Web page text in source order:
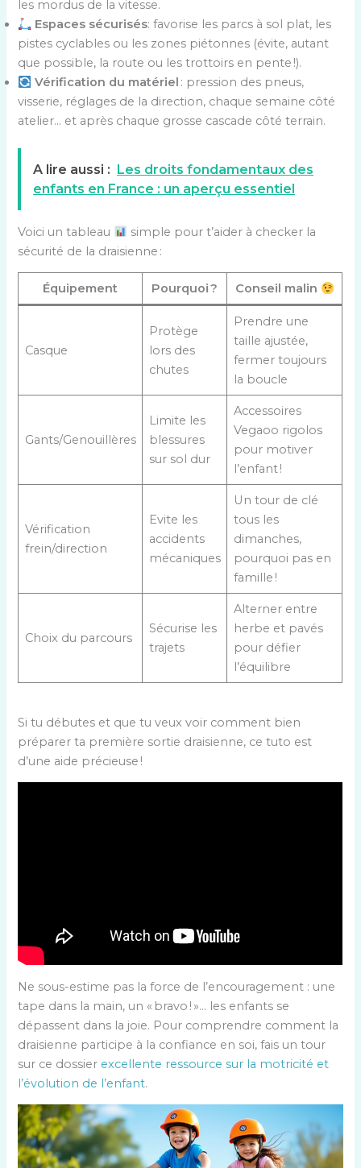
les mordus de la vitesse.
Espaces sécurisés: favorise les parcs à sol plat, les
pistes cyclables ou les zones piétonnes (évite, autant
que possible, la route ou les trottoirs en pente !).
Vérification du matériel : pression des pneus,
visserie, réglages de la direction, chaque semaine côté
atelier… et après chaque grosse cascade côté terrain.
A lire aussi : Les droits fondamentaux des
enfants en France : un aperçu essentiel
Voici un tableau
simple pour t’aider à checker la
sécurité de la draisienne :
Équipement Pourquoi ? Conseil malin
Casque
Protège
lors des
chutes
Prendre une
taille ajustée,
fermer toujours
la boucle
Gants/Genouillères
Limite les
blessures
sur sol dur
Accessoires
Vegaoo rigolos
pour motiver
l’enfant !
Vérification
frein/direction
Evite les
accidents
mécaniques
Un tour de clé
tous les
dimanches,
pourquoi pas en
famille !
Choix du parcours
Sécurise les
trajets
Alterner entre
herbe et pavés
pour défier
l’équilibre
Si tu débutes et que tu veux voir comment bien
préparer ta première sortie draisienne, ce tuto est
d’une aide précieuse !
Ne sous-estime pas la force de l’encouragement : une
tape dans la main, un « bravo ! »… les enfants se
dépassent dans la joie. Pour comprendre comment la
draisienne participe à la confiance en soi, fais un tour
sur ce dossier excellente ressource sur la motricité et
l’évolution de l’enfant.